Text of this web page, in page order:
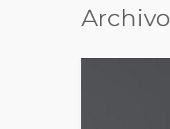
Archivo